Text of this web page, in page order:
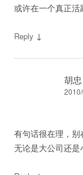
或许在一个真正活
Reply ↓
胡忠
有句话很在理，别
无论是大公司还是